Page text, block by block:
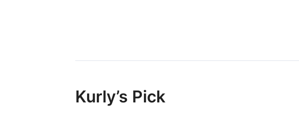
Kurly’s Pick